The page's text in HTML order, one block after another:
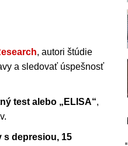
, autori štúdie
a sledovať úspešnosť
test alebo „ELISA“,
s depresiou, 15